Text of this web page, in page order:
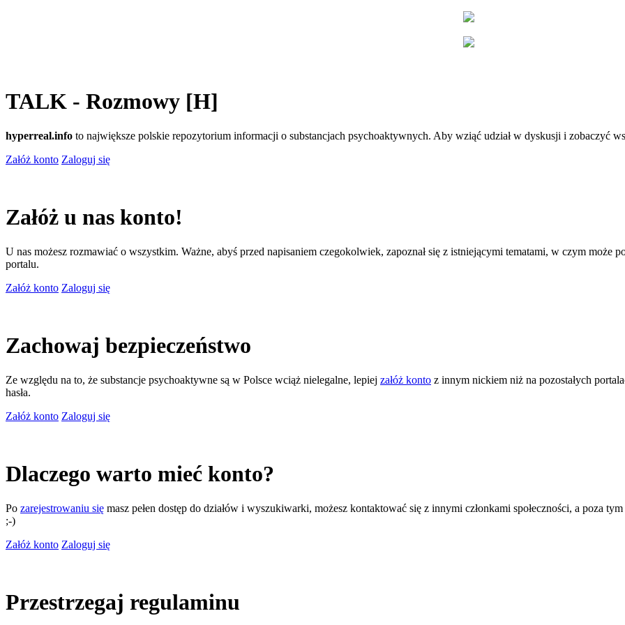
TALK - Rozmowy [H]
hyperreal.info to największe polskie repozytorium informacji o substancjach psychoaktywnych. Aby wziąć udział w dyskusji i zobaczyć
Załóż konto Zaloguj się
Załóż u nas konto!
U nas możesz rozmawiać o wszystkim. Ważne, abyś przed napisaniem czegokolwiek, zapoznał się z istniejącymi tematami, w czym może
portalu.
Załóż konto Zaloguj się
Zachowaj bezpieczeństwo
Ze względu na to, że substancje psychoaktywne są w Polsce wciąż nielegalne, lepiej załóż konto z innym nickiem niż na pozostałych
hasła.
Załóż konto Zaloguj się
Dlaczego warto mieć konto?
Po zarejestrowaniu się masz pełen dostęp do działów i wyszukiwarki, możesz kontaktować się z innymi członkami społeczności, a poza
;-)
Załóż konto Zaloguj się
Przestrzegaj regulaminu